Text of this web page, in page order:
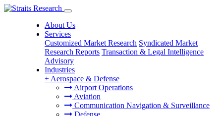
About Us
Services
Customized Market Research Syndicated Market
Research Reports Transaction & Legal Intelligence
Advisory
Industries
+ Aerospace & Defense
Airport Operations
Aviation
Communication Navigation & Surveillance
Defense